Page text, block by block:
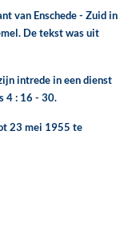
van Enschede - Zuid in
De tekst was uit
intrede in een dienst
4 : 16 - 30.
23 mei 1955 te